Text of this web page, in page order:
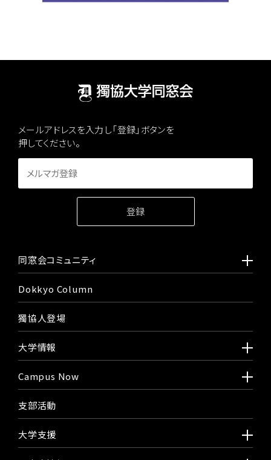
メールアドレスを入力し「登録」ボタンを
押してください。
同窓会コミュニティ
Dokkyo Column
獨協人登場
大学情報
Campus Now
支部活動
大学支援